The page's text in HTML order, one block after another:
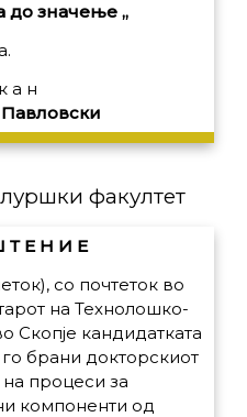
до значење „
а н
факултет
Е Н И Е
со почтеток во
на Технолошко-
Скопје кандидатката
брани докторскиот
на процеси за
компоненти од